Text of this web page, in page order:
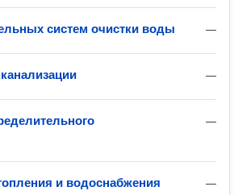
—
систем очистки воды
—
—
—
и водоснабжения